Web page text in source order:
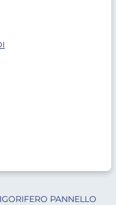
PANNELLO